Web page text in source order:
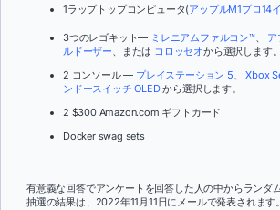
1ラップトップコンピュータ(アップルM1プロ14
3つのレゴキット— ミレニアムファルコン™、 ア
ルドーザー、または コロッセオから選択します。
2 コンソール — プレイステーション 5、Xbox
ンドースイッチ OLEDから選択します。
2 $300 Amazon.com ギフトカード
Docker swag sets
有意義な回答でアンケートを回答した人の中からランダ
抽選の結果は、2022年11月11日にメールで発表されます。